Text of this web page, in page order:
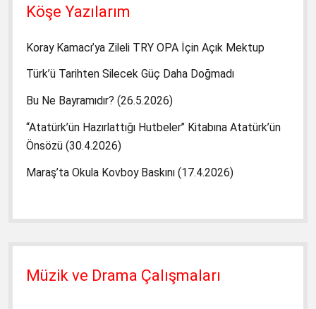
Köşe Yazılarım
Koray Kamacı’ya Zileli TRY OPA İçin Açık Mektup
Türk’ü Tarihten Silecek Güç Daha Doğmadı
Bu Ne Bayramıdır? (26.5.2026)
“Atatürk’ün Hazırlattığı Hutbeler” Kitabına Atatürk’ün
Önsözü (30.4.2026)
Maraş’ta Okula Kovboy Baskını (17.4.2026)
Müzik ve Drama Çalışmaları